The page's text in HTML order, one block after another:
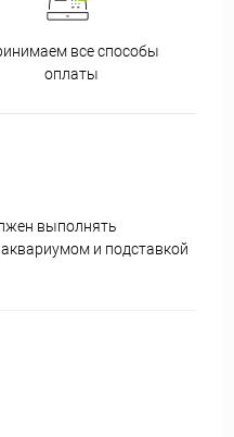
все способы
оплаты
выполнять
и подставкой